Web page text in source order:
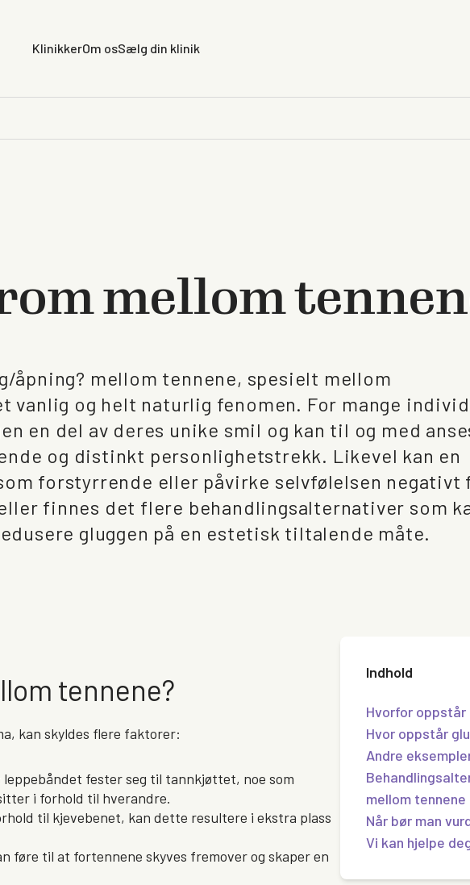
KlinikkerOm osSælg din klinik
mellom
åpning? mellom tennene, spesielt mellom
vanlig og helt naturlig fenomen. For mange
en del av deres unike smil og kan til og med
og distinkt personlighetstrekk. Likevel kan en
forstyrrende eller påvirke selvfølelsen negativt
finnes det flere behandlingsalternativer som
gluggen på en estetisk tiltalende måte.
tennene?
kan skyldes flere faktorer:
fester seg til tannkjøttet, noe som
i forhold til hverandre.
til kjevebenet, kan dette resultere i ekstra plass
føre til at fortennene skyves fremover og skaper en
Indhold
Hvorfor oppstår
Hvor oppstår
Andre
mellom tennene
Når bør man
Vi kan hjelpe